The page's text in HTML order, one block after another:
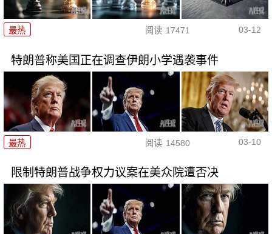
最热 阅读 17471 03-12
特朗普称美国正在调查伊朗小学遇袭事件
最热 阅读 14580 03-10
限制特朗普战争权力议案在美众院遭否决